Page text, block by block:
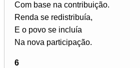
Com base na contribuição.
Renda se redistribuía,
E o povo se incluía
Na nova participação.
6